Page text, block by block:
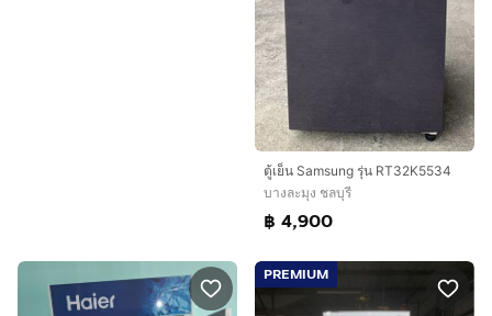
ตู้เย็น Samsung รุ่น RT32K5534
บางละมุง ชลบุรี
฿ 4,900
PREMIUM